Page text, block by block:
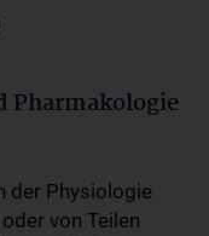
Pharmakologie
der Physiologie
von Teilen